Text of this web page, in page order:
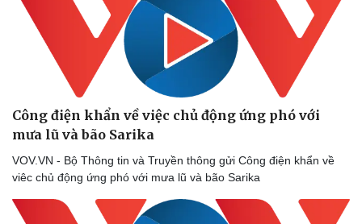
Công điện khẩn về việc chủ động ứng phó với
mưa lũ và bão Sarika
VOV.VN - Bộ Thông tin và Truyền thông gửi Công điện khẩn về
viêc chủ động ứng phó với mưa lũ và bão Sarika